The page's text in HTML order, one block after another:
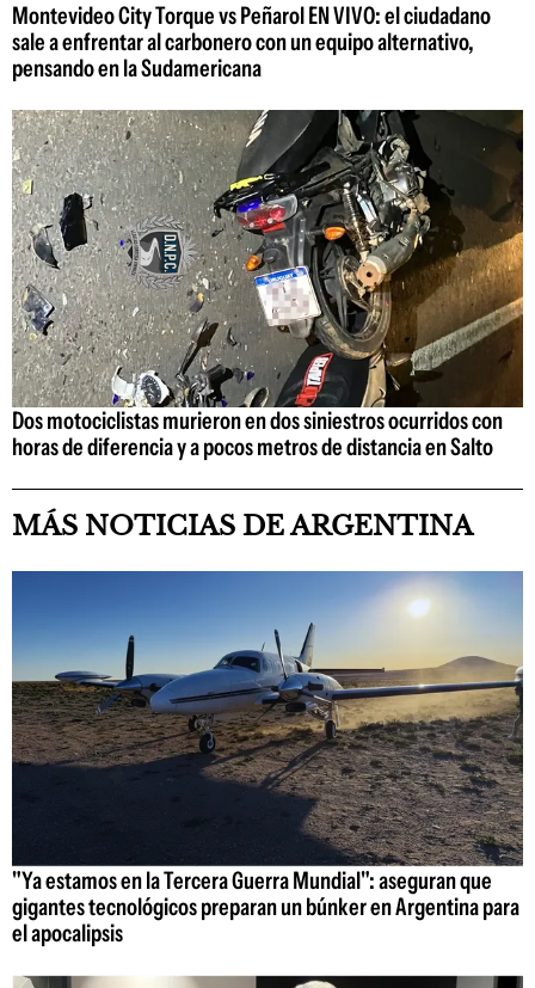
Montevideo City Torque vs Peñarol EN VIVO: el ciudadano
sale a enfrentar al carbonero con un equipo alternativo,
pensando en la Sudamericana
Dos motociclistas murieron en dos siniestros ocurridos con
horas de diferencia y a pocos metros de distancia en Salto
MÁS NOTICIAS DE ARGENTINA
"Ya estamos en la Tercera Guerra Mundial": aseguran que
gigantes tecnológicos preparan un búnker en Argentina para
el apocalipsis